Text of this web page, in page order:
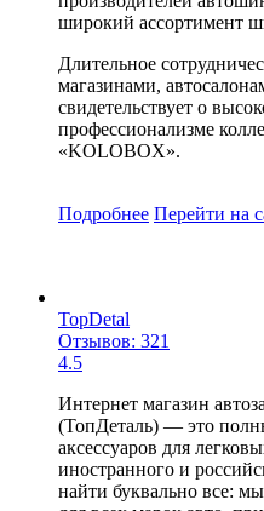
широкий ассортимент
Длительное
магазинами,
свидетельствует о
профессионализме
«KOLOBOX».
Подробнее Перейти на
TopDetal
Отзывов: 321
4.5
Интернет магазин
(ТопДеталь) — это
аксессуаров для
иностранного и
найти буквально все: